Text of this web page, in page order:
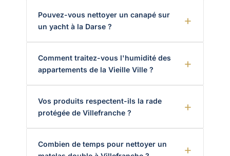
Pouvez-vous nettoyer un canapé sur
un yacht à la Darse ?
Comment traitez-vous l'humidité des
appartements de la Vieille Ville ?
Vos produits respectent-ils la rade
protégée de Villefranche ?
Combien de temps pour nettoyer un